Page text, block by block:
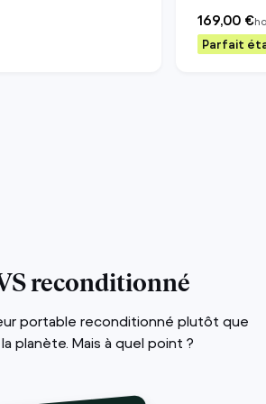
169,00 €
Parfait
reconditionné
portable reconditionné plutôt que
planète. Mais à quel point ?